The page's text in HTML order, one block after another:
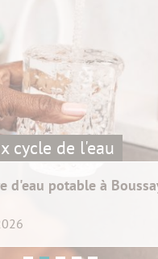
cycle de l'eau
d'eau potable à Boussay